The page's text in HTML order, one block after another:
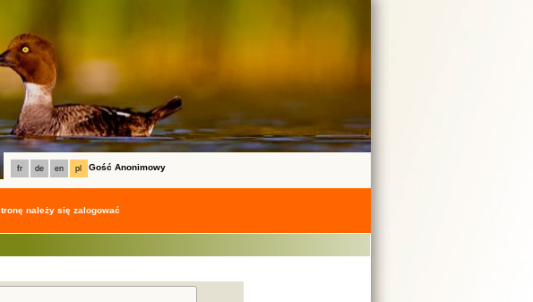
fr de en pl Gość Anonimowy
należy się zalogować